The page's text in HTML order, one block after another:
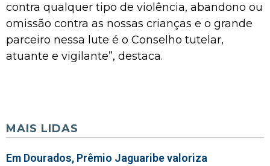
contra qualquer tipo de violência, abandono ou
omissão contra as nossas crianças e o grande
parceiro nessa lute é o Conselho tutelar,
atuante e vigilante”, destaca.
MAIS LIDAS
Em Dourados, Prêmio Jaguaribe valoriza